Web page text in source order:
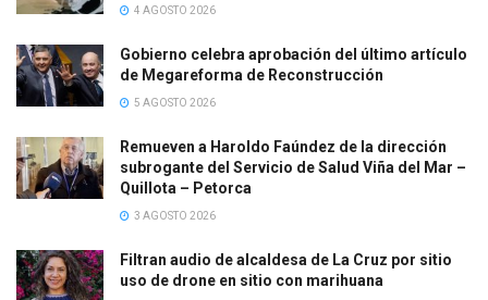
4 AGOSTO 2026
Gobierno celebra aprobación del último artículo
de Megareforma de Reconstrucción
5 AGOSTO 2026
Remueven a Haroldo Faúndez de la dirección
subrogante del Servicio de Salud Viña del Mar –
Quillota – Petorca
3 AGOSTO 2026
Filtran audio de alcaldesa de La Cruz por sitio
uso de drone en sitio con marihuana